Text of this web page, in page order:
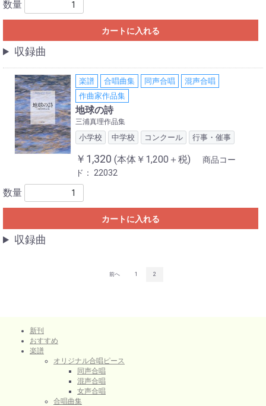
数量
カートに入れる
収録曲
楽譜 合唱曲集 同声合唱
混声合唱
作曲家作品集
地球の詩
三浦真理作品集
小学校 中学校 コンクール 行事・催事
￥1,320 (本体￥1,200＋税)
商品コー
ド： 22032
数量
カートに入れる
収録曲
前へ 1 2
新刊
おすすめ
楽譜
オリジナル合唱ピース
同声合唱
混声合唱
女声合唱
合唱曲集